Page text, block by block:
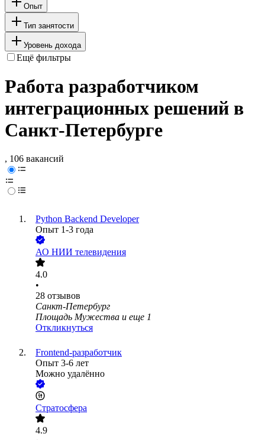
Опыт
Тип занятости
Уровень дохода
Ещё фильтры
Работа разработчиком
интеграционных решений в
Санкт-Петербурге
, 106 вакансий
Python Backend Developer
Опыт 1-3 года
АО НИИ телевидения
4.0
•
28 отзывов
Санкт-Петербург
Площадь Мужества и еще 1
Откликнуться
Frontend-разработчик
Опыт 3-6 лет
Можно удалённо
Стратосфера
4.9